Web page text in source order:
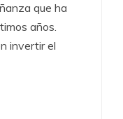
que ha
años.
invertir el